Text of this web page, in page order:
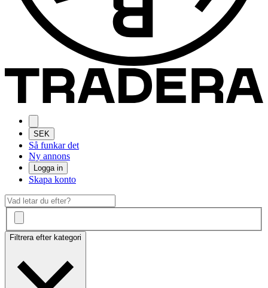
SEK
Så funkar det
Ny annons
Logga in
Skapa konto
Filtrera efter kategori